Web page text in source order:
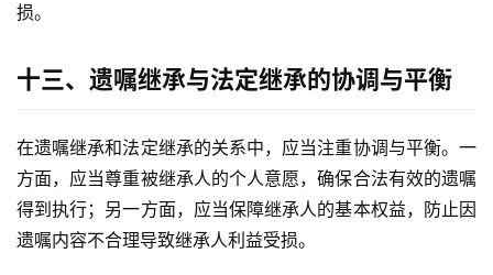
损。
十三、遗嘱继承与法定继承的协调与平衡
在遗嘱继承和法定继承的关系中，应当注重协调与平衡。一
方面，应当尊重被继承人的个人意愿，确保合法有效的遗嘱
得到执行；另一方面，应当保障继承人的基本权益，防止因
遗嘱内容不合理导致继承人利益受损。